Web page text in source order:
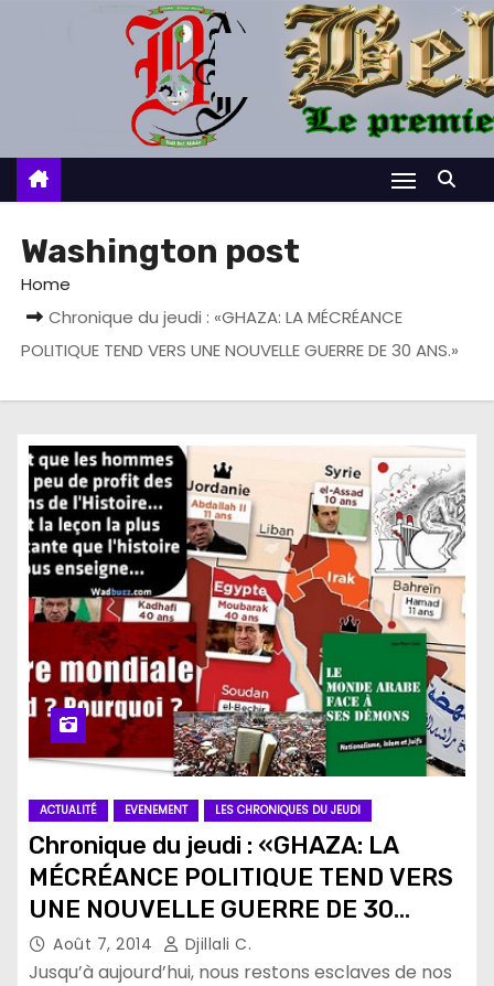
c
Washington post
Home
Chronique du jeudi : «GHAZA: LA MÉCRÉANCE
POLITIQUE TEND VERS UNE NOUVELLE GUERRE DE 30 ANS.»
ACTUALITÉ EVENEMENT LES CHRONIQUES DU JEUDI
Chronique du jeudi : «GHAZA: LA
MÉCRÉANCE POLITIQUE TEND VERS
UNE NOUVELLE GUERRE DE 30
ANS.»
Août 7, 2014 Djillali C.
Jusqu’à aujourd’hui, nous restons esclaves de nos